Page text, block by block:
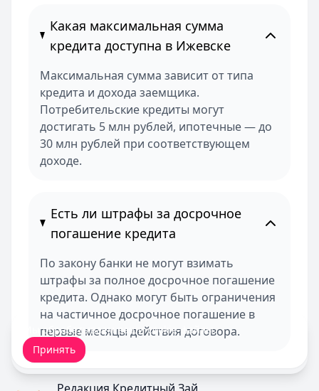
Какая максимальная сумма
кредита доступна в Ижевске
Максимальная сумма зависит от типа
кредита и дохода заемщика.
Потребительские кредиты могут
достигать 5 млн рублей, ипотечные — до
30 млн рублей при соответствующем
доходе.
Есть ли штрафы за досрочное
погашение кредита
По закону банки не могут взимать
штрафы за полное досрочное погашение
кредита. Однако могут быть ограничения
на частичное досрочное погашение в
первые месяцы действия договора.
Мы обрабатываем ваши cookie-файлы.
Принять